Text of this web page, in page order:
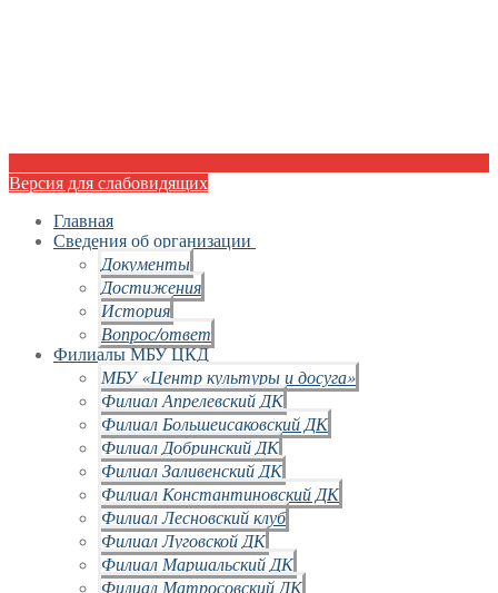
Версия для слабовидящих
Главная
Сведения об организации
Документы
Достижения
История
Вопрос/ответ
Филиалы МБУ ЦКД
МБУ «Центр культуры и досуга»
Филиал Апрелевский ДК
Филиал Большеисаковский ДК
Филиал Добринский ДК
Филиал Заливенский ДК
Филиал Константиновский ДК
Филиал Лесновский клуб
Филиал Луговской ДК
Филиал Маршальский ДК
Филиал Матросовский ДК